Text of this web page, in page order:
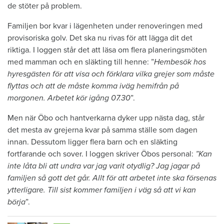
de stöter på problem.
Familjen bor kvar i lägenheten under renoveringen med
provisoriska golv. Det ska nu rivas för att lägga dit det
riktiga. I loggen står det att läsa om flera planeringsmöten
med mamman och en släkting till henne: ”Hembesök hos
hyresgästen för att visa och förklara vilka grejer som måste
flyttas och att de måste komma iväg hemifrån på
morgonen. Arbetet kör igång 07.30”.
Men när Öbo och hantverkarna dyker upp nästa dag, står
det mesta av grejerna kvar på samma ställe som dagen
innan. Dessutom ligger flera barn och en släkting
fortfarande och sover. I loggen skriver Öbos personal: ”Kan
inte låta bli att undra var jag varit otydlig? Jag jagar på
familjen så gott det går. Allt för att arbetet inte ska försenas
ytterligare. Till sist kommer familjen i väg så att vi kan
börja”.